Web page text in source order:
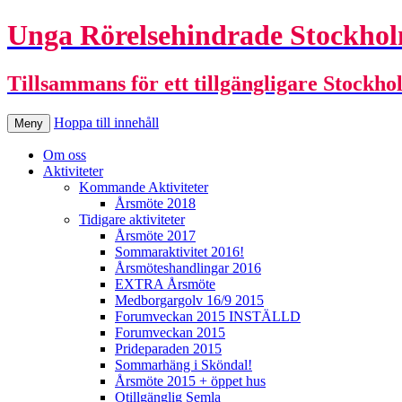
Unga Rörelsehindrade
Tillsammans för ett tillgängligare
Meny Hoppa till innehåll
Om oss
Aktiviteter
Kommande Aktiviteter
Årsmöte 2018
Tidigare aktiviteter
Årsmöte 2017
Sommaraktivitet 2016!
Årsmöteshandlingar 2016
EXTRA Årsmöte
Medborgargolv 16/9 2015
Forumveckan 2015 INSTÄLLD
Forumveckan 2015
Prideparaden 2015
Sommarhäng i Sköndal!
Årsmöte 2015 + öppet hus
Otillgänglig Semla